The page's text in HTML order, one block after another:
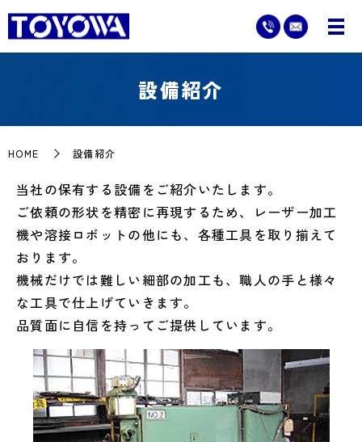
設備紹介
HOME 設備紹介
当社の保有する設備をご紹介いたします。
ご依頼の形状を精密に再現するため、レーザー加工
機や溶接ロボットの他にも、各種工具を取り揃えて
おります。
機械だけでは難しい細部の加工も、職人の手と様々
な工具で仕上げていきます。
品質面に自信を持ってご提供しています。